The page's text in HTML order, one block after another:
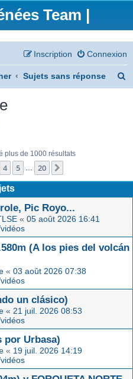
Team |
Connexion
Inscription
Sujets sans réponse
plus de 1000 résultats
4 5 … 20
Pic Royo...
« 05 août 2026 16:41
(A los pies del volcán
« 03 août 2026 07:38
un clásico)
« 21 juil. 2026 08:53
por Urbasa)
« 19 juil. 2026 14:19